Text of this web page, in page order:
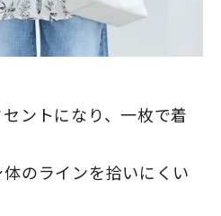
ントになり、一枚で着
のラインを拾いにくい